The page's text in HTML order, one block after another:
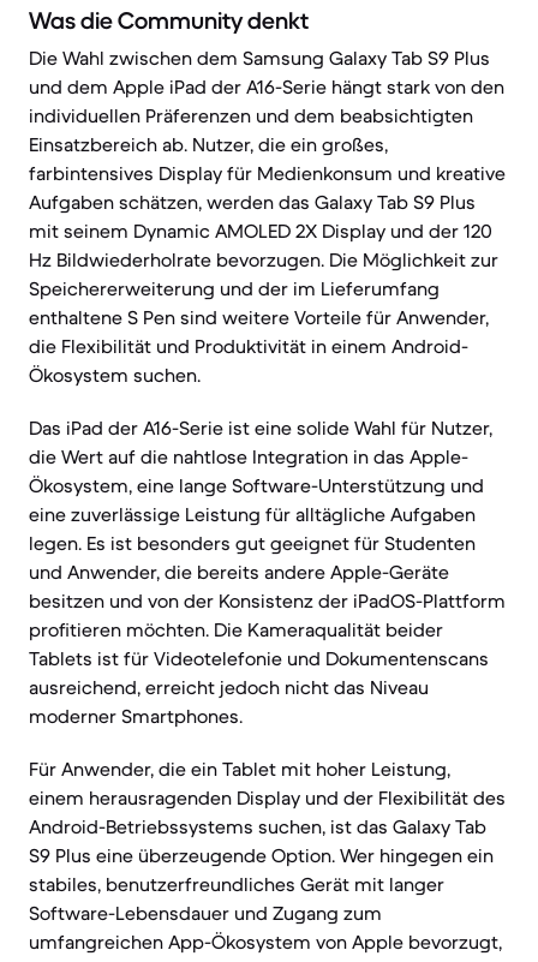
Was die Community denkt
Die Wahl zwischen dem Samsung Galaxy Tab S9 Plus
und dem Apple iPad der A16-Serie hängt stark von den
individuellen Präferenzen und dem beabsichtigten
Einsatzbereich ab. Nutzer, die ein großes,
farbintensives Display für Medienkonsum und kreative
Aufgaben schätzen, werden das Galaxy Tab S9 Plus
mit seinem Dynamic AMOLED 2X Display und der 120
Hz Bildwiederholrate bevorzugen. Die Möglichkeit zur
Speichererweiterung und der im Lieferumfang
enthaltene S Pen sind weitere Vorteile für Anwender,
die Flexibilität und Produktivität in einem Android-
Ökosystem suchen.
Das iPad der A16-Serie ist eine solide Wahl für Nutzer,
die Wert auf die nahtlose Integration in das Apple-
Ökosystem, eine lange Software-Unterstützung und
eine zuverlässige Leistung für alltägliche Aufgaben
legen. Es ist besonders gut geeignet für Studenten
und Anwender, die bereits andere Apple-Geräte
besitzen und von der Konsistenz der iPadOS-Plattform
profitieren möchten. Die Kameraqualität beider
Tablets ist für Videotelefonie und Dokumentenscans
ausreichend, erreicht jedoch nicht das Niveau
moderner Smartphones.
Für Anwender, die ein Tablet mit hoher Leistung,
einem herausragenden Display und der Flexibilität des
Android-Betriebssystems suchen, ist das Galaxy Tab
S9 Plus eine überzeugende Option. Wer hingegen ein
stabiles, benutzerfreundliches Gerät mit langer
Software-Lebensdauer und Zugang zum
umfangreichen App-Ökosystem von Apple bevorzugt,